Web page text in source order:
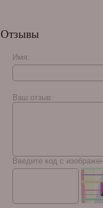
Курительная трубка
без фильтра
Отзывы
Имя:
Ваш отзыв:
Введите код с